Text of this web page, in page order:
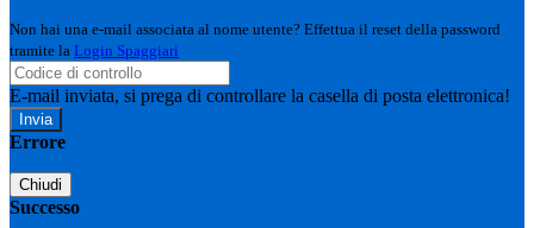
Non hai una e-mail associata al nome utente? Effettua il reset della password
tramite la Login Spaggiari
E-mail inviata, si prega di controllare la casella di posta elettronica!
Errore
Chiudi
Successo